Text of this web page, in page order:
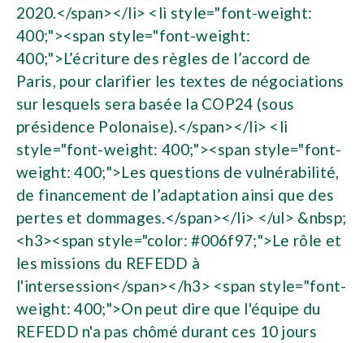
2020.</span></li> <li style="font-weight:
400;"><span style="font-weight:
400;">L’écriture des règles de l’accord de
Paris, pour clarifier les textes de négociations
sur lesquels sera basée la COP24 (sous
présidence Polonaise).</span></li> <li
style="font-weight: 400;"><span style="font-
weight: 400;">Les questions de vulnérabilité,
de financement de l’adaptation ainsi que des
pertes et dommages.</span></li> </ul> &nbsp;
<h3><span style="color: #006f97;">Le rôle et
les missions du REFEDD à
l'intersession</span></h3> <span style="font-
weight: 400;">On peut dire que l'équipe du
REFEDD n'a pas chômé durant ces 10 jours